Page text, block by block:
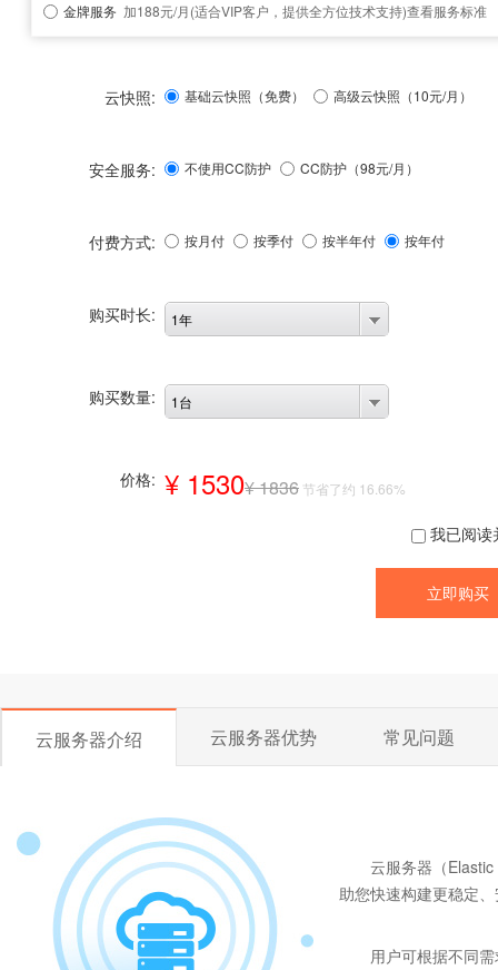
金牌服务 加188元/月(适合VIP客户，提供全方位技术支持)查看服务标准
云快照: 基础云快照（免费） 高级云快照（10元/月）
安全服务: 不使用CC防护 CC防护（98元/月）
付费方式: 按月付 按季付 按半年付 按年付
购买时长: 1年
购买数量: 1台
价格: ¥ 1530¥ 1836 节省了约 16.66%
我已阅读
云服务器介绍 云服务器优势 常见问题
云服务器（
助您快速构建更稳定
用户可根据不同